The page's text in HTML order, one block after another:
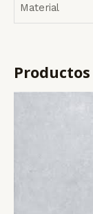
Material